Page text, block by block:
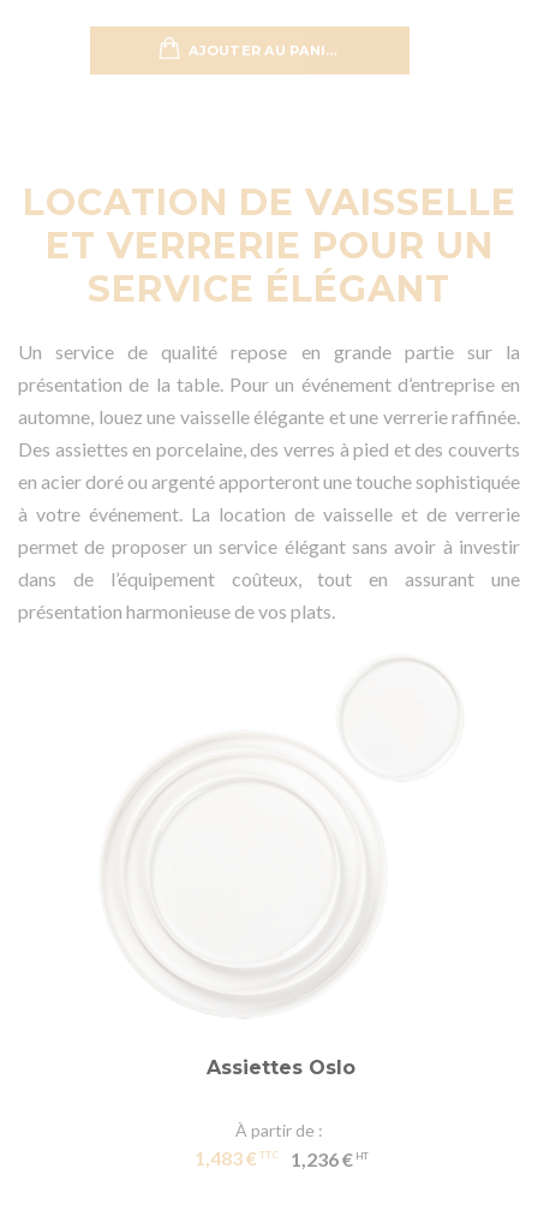
AJOUTER AU PANIER
LOCATION DE VAISSELLE
ET VERRERIE POUR UN
SERVICE ÉLÉGANT
Un service de qualité repose en grande partie sur la
présentation de la table. Pour un événement d’entreprise en
automne, louez une vaisselle élégante et une verrerie raffinée.
Des assiettes en porcelaine, des verres à pied et des couverts
en acier doré ou argenté apporteront une touche sophistiquée
à votre événement. La location de vaisselle et de verrerie
permet de proposer un service élégant sans avoir à investir
dans de l’équipement coûteux, tout en assurant une
présentation harmonieuse de vos plats.
Assiettes Oslo
À partir de
1,483 € 1,236 €